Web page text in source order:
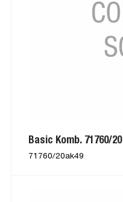
Basic Komb. 71760/20
71760/20ak49